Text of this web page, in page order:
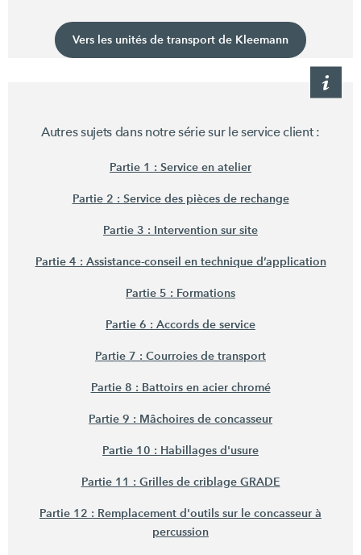
Vers les unités de transport de Kleemann
Autres sujets dans notre série sur le serviceclient :
Partie 1 : Service en atelier
Partie 2 : Service des pièces de rechange
Partie 3 : Intervention sur site
Partie 4 : Assistance-conseil en technique d’application
Partie 5 : Formations
Partie 6 : Accords de service
Partie 7 : Courroies de transport
Partie 8 : Battoirs en acier chromé
Partie 9 : Mâchoires de concasseur
Partie 10 : Habillages d'usure
Partie 11 : Grilles de criblage GRADE
Partie 12 : Remplacement d'outils sur le concasseur à
percussion